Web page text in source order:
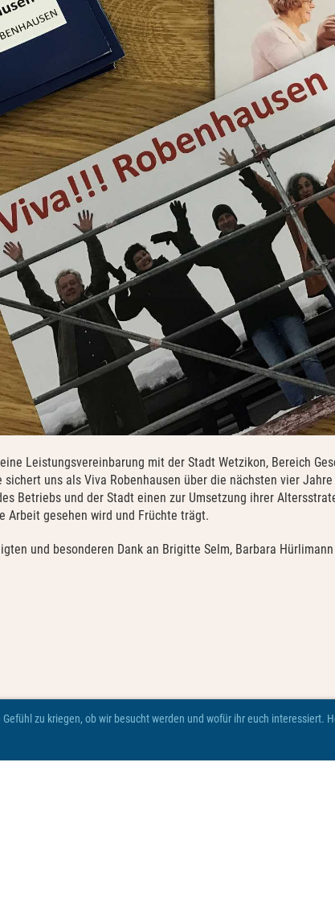
zu kriegen, ob wir besucht werden und wofür ihr euch interessiert.
Leistungsvereinbarung mit der Stadt Wetzikon, Bereich
sichert uns als Viva Robenhausen über die nächsten vier
Betriebs und der Stadt einen zur Umsetzung ihrer
Arbeit gesehen wird und Früchte trägt.
und besonderen Dank an Brigitte Selm, Barbara